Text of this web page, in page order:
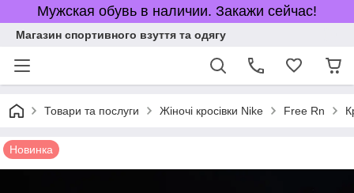
Мужская обувь в наличии. Закажи сейчас!
Магазин спортивного взуття та одягу
Товари та послуги Жіночі кросівки Nike Free Rn
Новинка